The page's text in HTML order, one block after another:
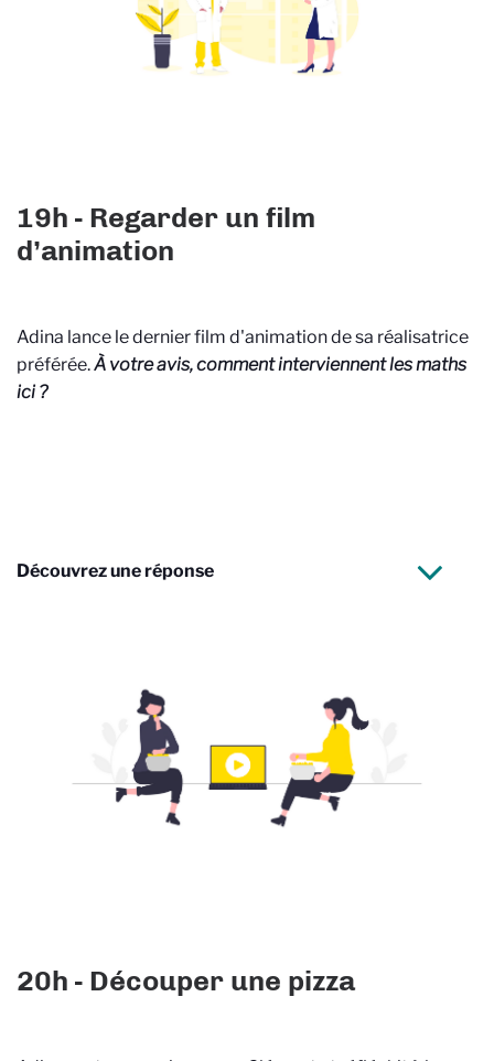
19h - Regarder un film
d’animation
Adina lance le dernier film d'animation de sa réalisatrice
préférée.À votre avis, comment interviennent les maths
ici ?
Découvrez une réponse
20h - Découper une pizza